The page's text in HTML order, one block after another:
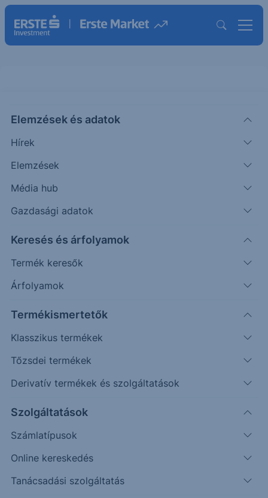
Elemzések és adatok
Hírek
Elemzések
Média hub
Gazdasági adatok
Keresés és árfolyamok
Termék keresők
Árfolyamok
Termékismertetők
Klasszikus termékek
Tőzsdei termékek
Derivatív termékek és szolgáltatások
Szolgáltatások
Számlatípusok
Online kereskedés
Tanácsadási szolgáltatás
FYB(XETRA)
Formycon Aktie
18.60
Időpont: 26.08.05. 17:35
Előző záró:
18.60
Árfolyamértesítő rögzítése
További információk kérése